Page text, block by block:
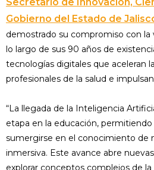
Gobierno del Estado de
demostrado su compromiso con la
lo largo de sus 90 años de
tecnologías digitales que aceleran
profesionales de la salud e
“La llegada de la Inteligencia
etapa en la educación,
sumergirse en el conocimiento de
inmersiva. Este avance abre
explorar conceptos complejos de